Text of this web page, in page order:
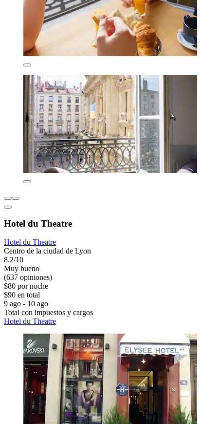
Hotel du Theatre
Hotel du Theatre
Centro de la ciudad de Lyon
8.2/10
Muy bueno
(637 opiniones)
$80 por noche
$90 en total
9 ago - 10 ago
Total con impuestos y cargos
Hotel du Theatre